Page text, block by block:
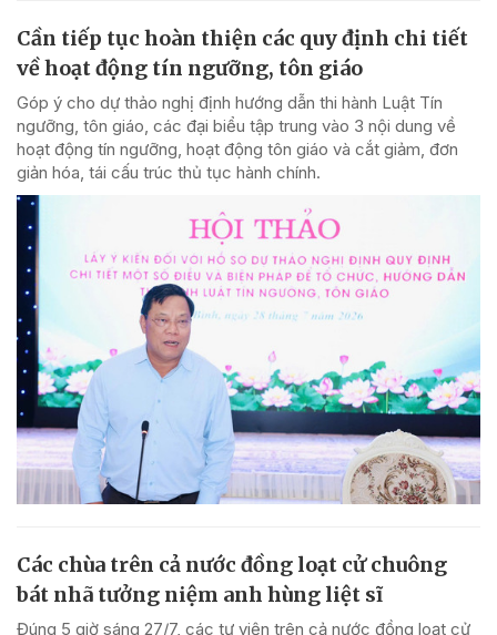
Cần tiếp tục hoàn thiện các quy định chi tiết
về hoạt động tín ngưỡng, tôn giáo
Góp ý cho dự thảo nghị định hướng dẫn thi hành Luật Tín
ngưỡng, tôn giáo, các đại biểu tập trung vào 3 nội dung về
hoạt động tín ngưỡng, hoạt động tôn giáo và cắt giảm, đơn
giản hóa, tái cấu trúc thủ tục hành chính.
Các chùa trên cả nước đồng loạt cử chuông
bát nhã tưởng niệm anh hùng liệt sĩ
Đúng 5 giờ sáng 27/7, các tự viện trên cả nước đồng loạt cử